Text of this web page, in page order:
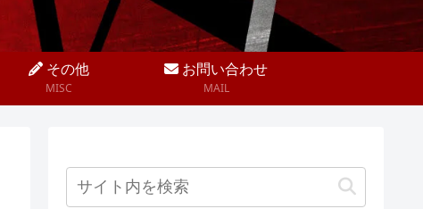
その他
MISC
お問い合わせ
MAIL